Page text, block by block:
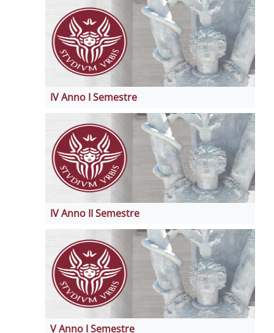
IV Anno I Semestre
IV Anno II Semestre
V Anno I Semestre